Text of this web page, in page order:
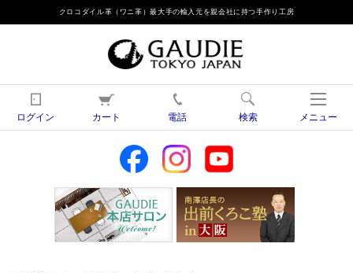
クロコダイル革（ワニ革）最大手の輸入元を親会社に持つ手作り工房
ログイン カート 電話 検索 メニュー